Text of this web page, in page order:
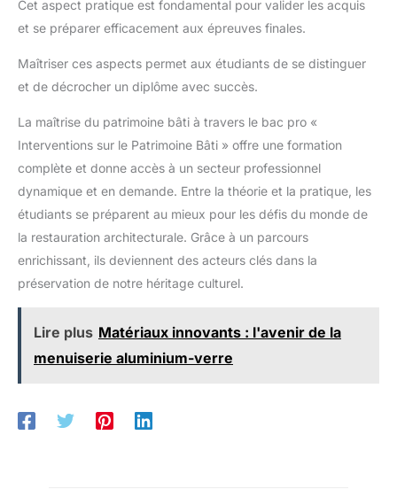
Cet aspect pratique est fondamental pour valider les acquis
et se préparer efficacement aux épreuves finales.
Maîtriser ces aspects permet aux étudiants de se distinguer
et de décrocher un diplôme avec succès.
La maîtrise du patrimoine bâti à travers le bac pro «
Interventions sur le Patrimoine Bâti » offre une formation
complète et donne accès à un secteur professionnel
dynamique et en demande. Entre la théorie et la pratique, les
étudiants se préparent au mieux pour les défis du monde de
la restauration architecturale. Grâce à un parcours
enrichissant, ils deviennent des acteurs clés dans la
préservation de notre héritage culturel.
Lire plus Matériaux innovants : l'avenir de la
menuiserie aluminium-verre